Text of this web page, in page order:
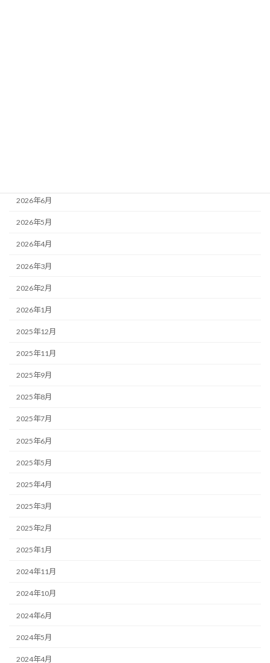
2026年6月
2026年5月
2026年4月
2026年3月
2026年2月
2026年1月
2025年12月
2025年11月
2025年9月
2025年8月
2025年7月
2025年6月
2025年5月
2025年4月
2025年3月
2025年2月
2025年1月
2024年11月
2024年10月
2024年6月
2024年5月
2024年4月